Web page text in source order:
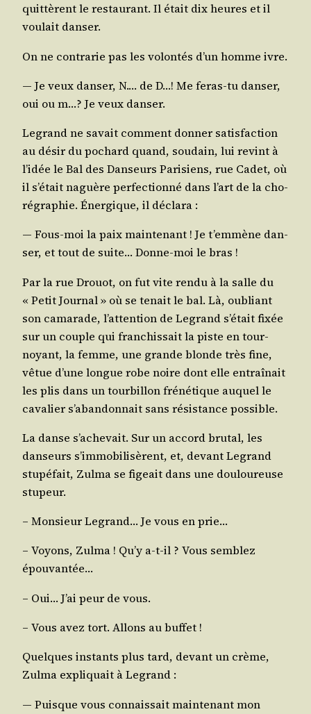
quit­tèrent le res­tau­rant. Il était dix heures et il
vou­lait danser.
On ne contra­rie pas les volon­tés d’un homme ivre.
― Je veux dan­ser, N.… de D…! Me feras-tu dan­ser,
oui ou m…? Je veux danser.
Legrand ne savait com­ment don­ner satis­fac­tion
au désir du pochard quand, sou­dain, lui revint à
l’i­dée le Bal des Dan­seurs Pari­siens, rue Cadet, où
il s’é­tait naguère per­fec­tion­né dans l’art de la cho­
ré­gra­phie. Éner­gique, il déclara :
― Fous-moi la paix main­te­nant ! Je t’emmène dan­
ser, et tout de suite… Donne-moi le bras !
Par la rue Drouot, on fut vite ren­du à la salle du
« Petit Jour­nal » où se tenait le bal. Là, oubliant
son cama­rade, l’at­ten­tion de Legrand s’é­tait fixée
sur un couple qui fran­chis­sait la piste en tour­
noyant, la femme, une grande blonde très fine,
vêtue d’une longue robe noire dont elle entraî­nait
les plis dans un tour­billon fré­né­tique auquel le
cava­lier s’a­ban­don­nait sans résis­tance possible.
La danse s’a­che­vait. Sur un accord bru­tal, les
dan­seurs s’im­mo­bi­li­sèrent, et, devant Legrand
stu­pé­fait, Zul­ma se figeait dans une dou­lou­reuse
stupeur.
– Mon­sieur Legrand… Je vous en prie…
– Voyons, Zul­ma ! Qu’y a‑t-il ? Vous sem­blez
épouvantée…
– Oui… J’ai peur de vous.
– Vous avez tort. Allons au buffet !
Quelques ins­tants plus tard, devant un crème,
Zul­ma expli­quait à Legrand :
― Puisque vous connais­sait main­te­nant mon